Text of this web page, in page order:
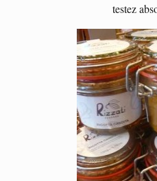
testez